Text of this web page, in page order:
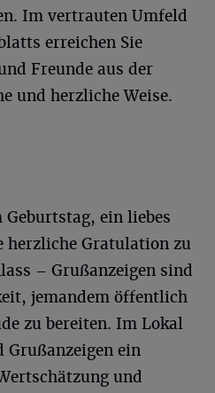
Im vertrauten Umfeld
erreichen Sie
Freunde aus der
und herzliche Weise.
Geburtstag, ein liebes
herzliche Gratulation zu
– Grußanzeigen sind
jemandem öffentlich
zu bereiten. Im Lokal
Grußanzeigen ein
und